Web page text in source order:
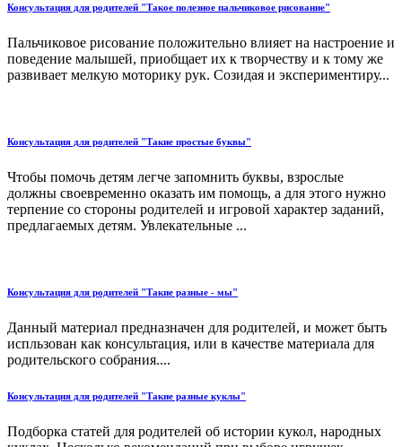
Консультация для родителей "Такое полезное пальчиковое рисование"
Пальчиковое рисование положительно влияет на настроение и
поведение малышей, приобщает их к творчеству и к тому же
развивает мелкую моторику рук. Созидая и экспериментиру...
Консультация для родителей "Такие простые буквы"
Чтобы помочь детям легче запомнить буквы, взрослые
должны своевременно оказать им помощь, а для этого нужно
терпение со стороны родителей и игровой характер заданий,
предлагаемых детям. Увлекательные ...
Консультация для родителей "Такие разные - мы"
Данный материал предназначен для родителей, и может быть
испльзован как консультация, или в качестве материала для
родительского собрания....
Консультация для родителей "Такие разные куклы"
Подборка статей для родителей об истории кукол, народных